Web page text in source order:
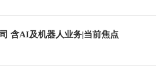
含AI及机器人业务|当前焦点